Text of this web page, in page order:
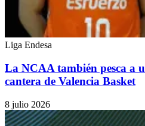
Liga Endesa
La NCAA también pesca a
cantera de Valencia Basket
8 julio 2026